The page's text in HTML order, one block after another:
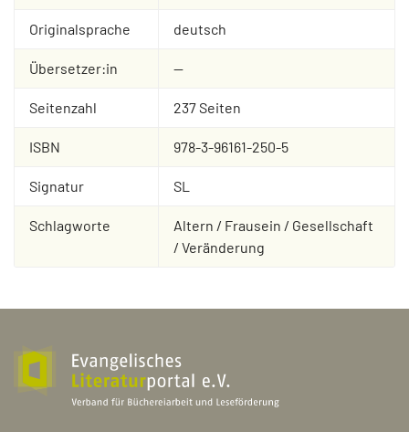
Originalsprache deutsch
Übersetzer:in --
Seitenzahl 237 Seiten
ISBN 978-3-96161-250-5
Signatur SL
Schlagworte
Altern / Frausein / Gesellschaft
/ Veränderung